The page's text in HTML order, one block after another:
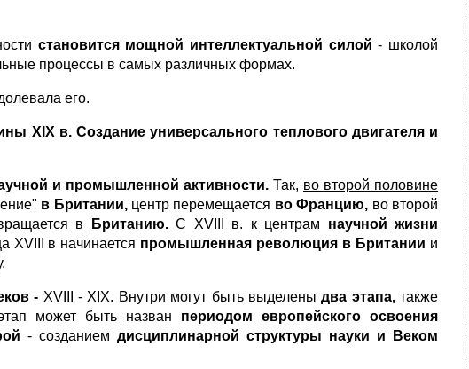
становится мощной интеллектуальной силой - школой
процессы в самых различных формах.
его.
XIX в. Создание универсального теплового двигателя и
и промышленной активности. Так, во второй половине
в Британии,центр перемещается во Францию, во второй
в Британию.С XVIII в. к центрам научной жизни
XVIII в начинается промышленная революция в Британии и
- XVIII - XIX. Внутри могут быть выделены два этапа,также
может быть назван периодом европейского освоения
- созданием дисциплинарной структуры науки и Веком